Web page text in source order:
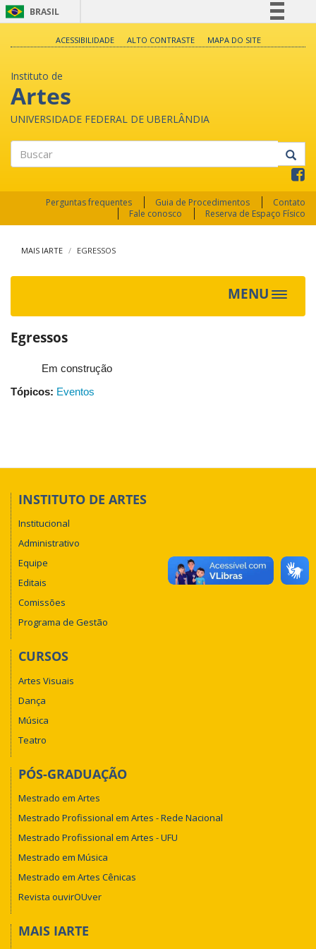
BRASIL
Legislação
Canais
ACESSIBILIDADE ALTO CONTRASTE MAPA DO SITE
Instituto de
Artes
UNIVERSIDADE FEDERAL DE UBERLÂNDIA
Perguntas frequentes Guia de Procedimentos
Contato
Fale conosco
Reserva de Espaço Físico
MAIS IARTE EGRESSOS
MENU
Toggle
Egressos
Em construção
Tópicos: Eventos
INSTITUTO DE ARTES
Institucional
Administrativo
Equipe
Editais
Comissões
Programa de Gestão
CURSOS
Artes Visuais
Dança
Música
Teatro
PÓS-GRADUAÇÃO
Mestrado em Artes
Mestrado Profissional em Artes - Rede Nacional
Mestrado Profissional em Artes - UFU
Mestrado em Música
Mestrado em Artes Cênicas
Revista ouvirOUver
MAIS IARTE